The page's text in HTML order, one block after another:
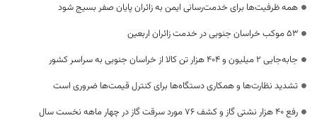
همه ظرفیت‌ها برای خدمت‌رسانی ایمن به زائران پایان صفر بسیج شود
53 موکب خراسان جنوبی در خدمت زائران اربعین
جابه‌جایی 2 میلیون و 404 هزار تن کالا از خراسان جنوبی به سراسر کشور
تشدید نظارت‌ها و همکاری دستگاه‌ها برای کنترل قیمت‌ها ضروری است
رفع 40 هزار نشتی گاز و کشف 76 مورد سرقت گاز در چهار ماهه نخست سال